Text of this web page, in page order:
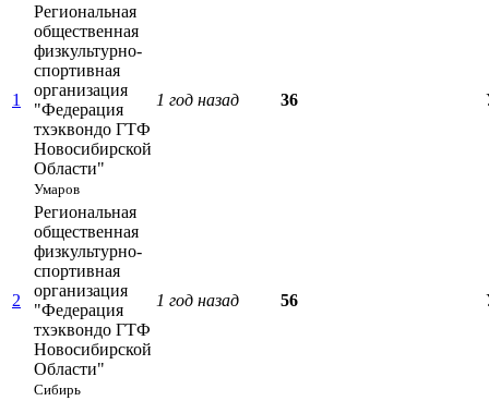
1
Региональная
общественная
физкультурно-
спортивная
организация
"Федерация
тхэквондо ГТФ
Новосибирской
Области"
Умаров
1 год назад 36
2
Региональная
общественная
физкультурно-
спортивная
организация
"Федерация
тхэквондо ГТФ
Новосибирской
Области"
Сибирь
1 год назад 56